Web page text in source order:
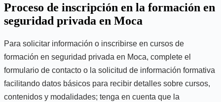
Proceso de inscripción en la formación en
seguridad privada en Moca
Para solicitar información o inscribirse en cursos de
formación en seguridad privada en Moca, complete el
formulario de contacto o la solicitud de información formativa
facilitando datos básicos para recibir detalles sobre cursos,
contenidos y modalidades; tenga en cuenta que la